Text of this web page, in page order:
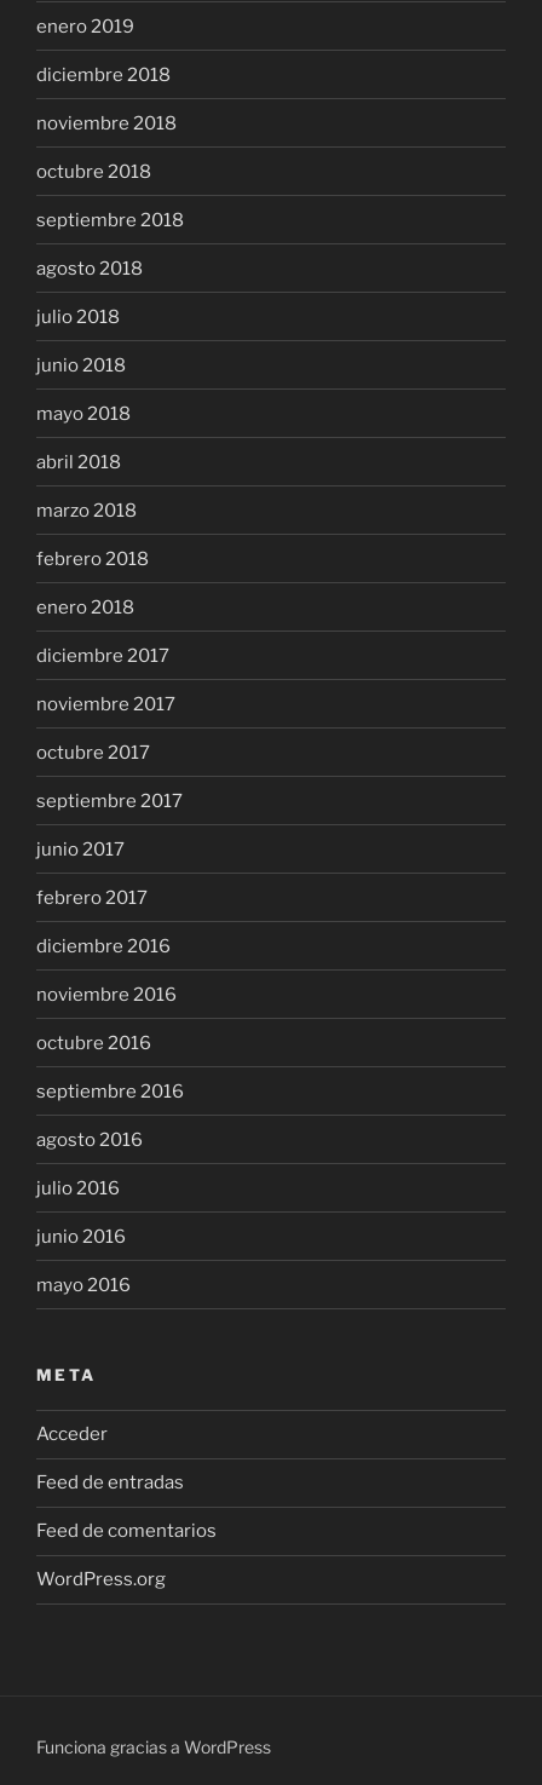
enero 2019
diciembre 2018
noviembre 2018
octubre 2018
septiembre 2018
agosto 2018
julio 2018
junio 2018
mayo 2018
abril 2018
marzo 2018
febrero 2018
enero 2018
diciembre 2017
noviembre 2017
octubre 2017
septiembre 2017
junio 2017
febrero 2017
diciembre 2016
noviembre 2016
octubre 2016
septiembre 2016
agosto 2016
julio 2016
junio 2016
mayo 2016
META
Acceder
Feed de entradas
Feed de comentarios
WordPress.org
Funciona gracias a WordPress